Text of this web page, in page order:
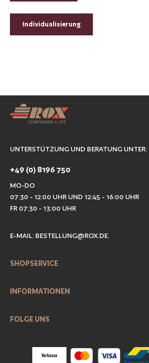
Individualisierung
UNTERSTÜTZUNG UND BERATUNG UNTER:
+49 (0) 8196 750
MO-DO
07:30 - 12:00 UHR UND 12:45 - 16:00 UHR
FR 07:30 - 13:00 UHR
E-MAIL: BESTELLUNG@ROX.DE.
SHOPSERVICE
INFORMATIONEN
FOLGE UNS